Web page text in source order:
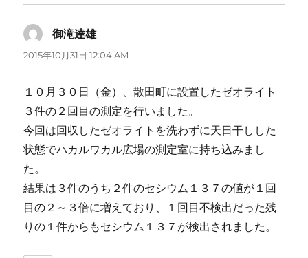
御滝達雄よ
り:
2015年10月31日 12:04 AM
１０月３０日（金）、散田町に設置したゼオライト
３件の２回目の測定を行いました。
今回は回収したゼオライトを洗わずに天日干しした
状態でハカルワカル広場の測定室に持ち込みまし
た。
結果は３件のうち２件のセシウム１３７の値が１回
目の２～３倍に増えており、１回目不検出だった残
りの１件からもセシウム１３７が検出されました。